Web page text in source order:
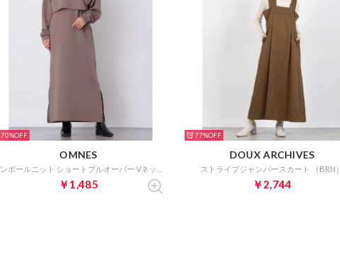
70%
OMNES
￥1,485
77%
DOUX ARCHIVES
ストライプジャンパースカート （BRN）
￥2,744